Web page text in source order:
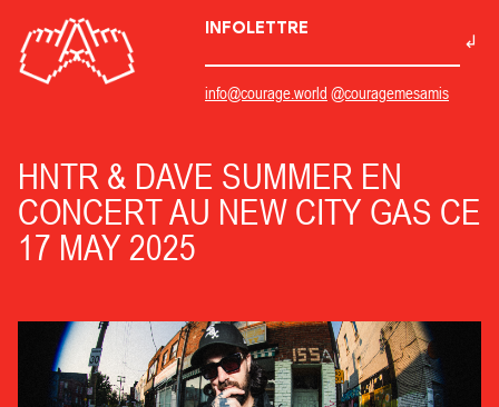
INFOLETTRE
info@courage.world @couragemesamis
HNTR & DAVE SUMMER EN
CONCERT AU NEW CITY GAS CE
17 MAY 2025